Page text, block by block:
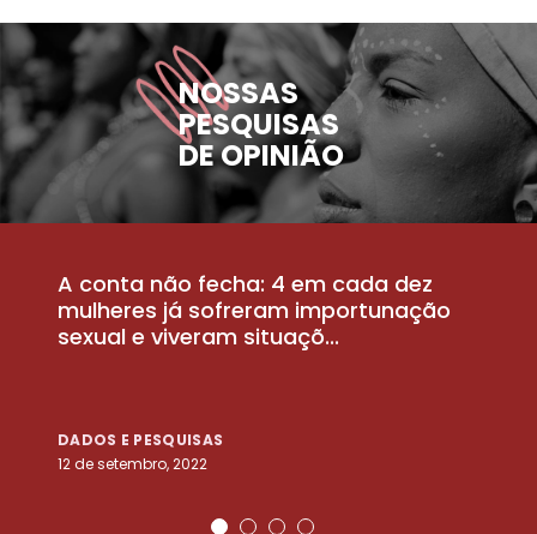
NOSSAS
PESQUISAS
DE OPINIÃO
A conta não fecha: 4 em cada dez
mulheres já sofreram importunação
sexual e viveram situaçõ...
DADOS E PESQUISAS
12 de setembro, 2022